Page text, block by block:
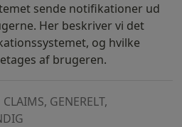
sende notifikationer ud
Her beskriver vi det
og hvilke
af brugeren.
GENERELT,